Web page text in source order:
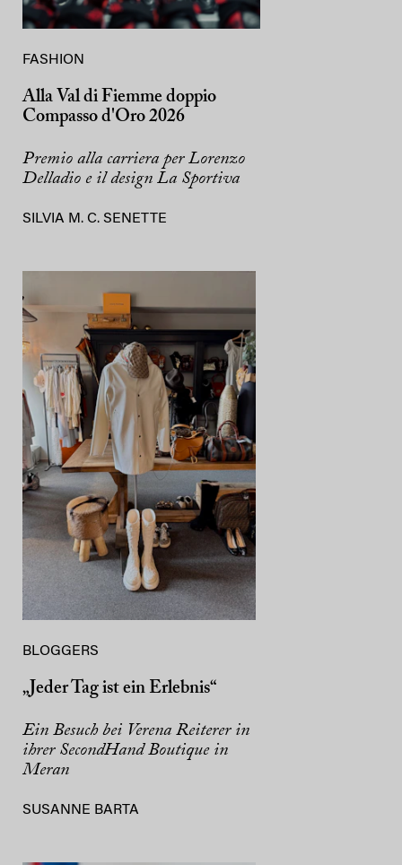
FASHION
Alla Val di Fiemme doppio
Compasso d'Oro 2026
Premio alla carriera per Lorenzo
Delladio e il design La Sportiva
SILVIA M. C. SENETTE
BLOGGERS
„Jeder Tag ist ein Erlebnis“
Ein Besuch bei Verena Reiterer in
ihrer SecondHand Boutique in
Meran
SUSANNE BARTA